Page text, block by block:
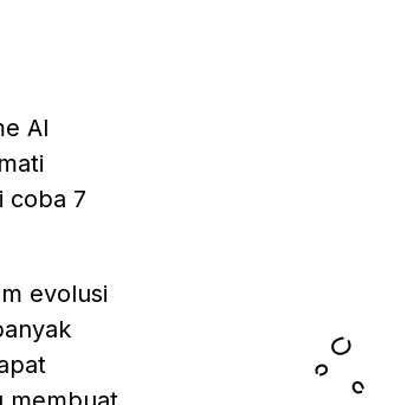
AI
coba 7
evolusi